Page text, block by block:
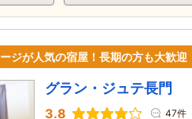
ジが人気の宿屋！長期の方も大歓迎
グラン・ジュテ長門
3.8 47件